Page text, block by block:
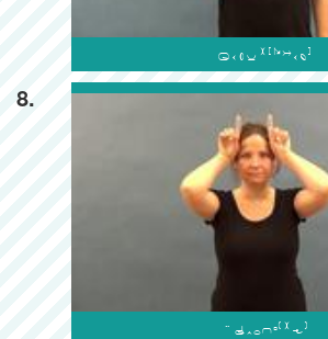

8.
